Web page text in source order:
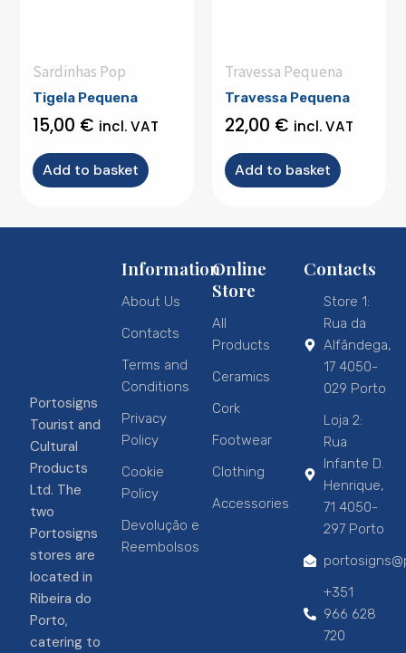
Sardinhas Pop
Tigela Pequena
15,00 € incl. VAT
Add to basket
Travessa Pequena
Travessa Pequena
22,00 € incl. VAT
Add to basket
Portosigns
Tourist and
Cultural
Products
Ltd. The
two
Portosigns
stores are
located in
Ribeira do
Porto,
catering to
Information
About Us
Contacts
Terms and
Conditions
Privacy
Policy
Cookie
Policy
Devolução e
Reembolsos
Online
Store
All
Products
Ceramics
Cork
Footwear
Clothing
Accessories
Contacts
Store 1:
Rua da
Alfândega,
17 4050-
029 Porto
Loja 2:
Rua
Infante D.
Henrique,
71 4050-
297 Porto
+351
966 628
720